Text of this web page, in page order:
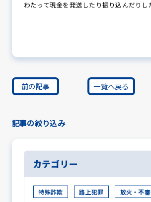
わたって現金を発送したり振り込んだりし
前の記事 一覧へ戻る
記事の絞り込み
カテゴリー
特殊詐欺 路上犯罪 放火・不